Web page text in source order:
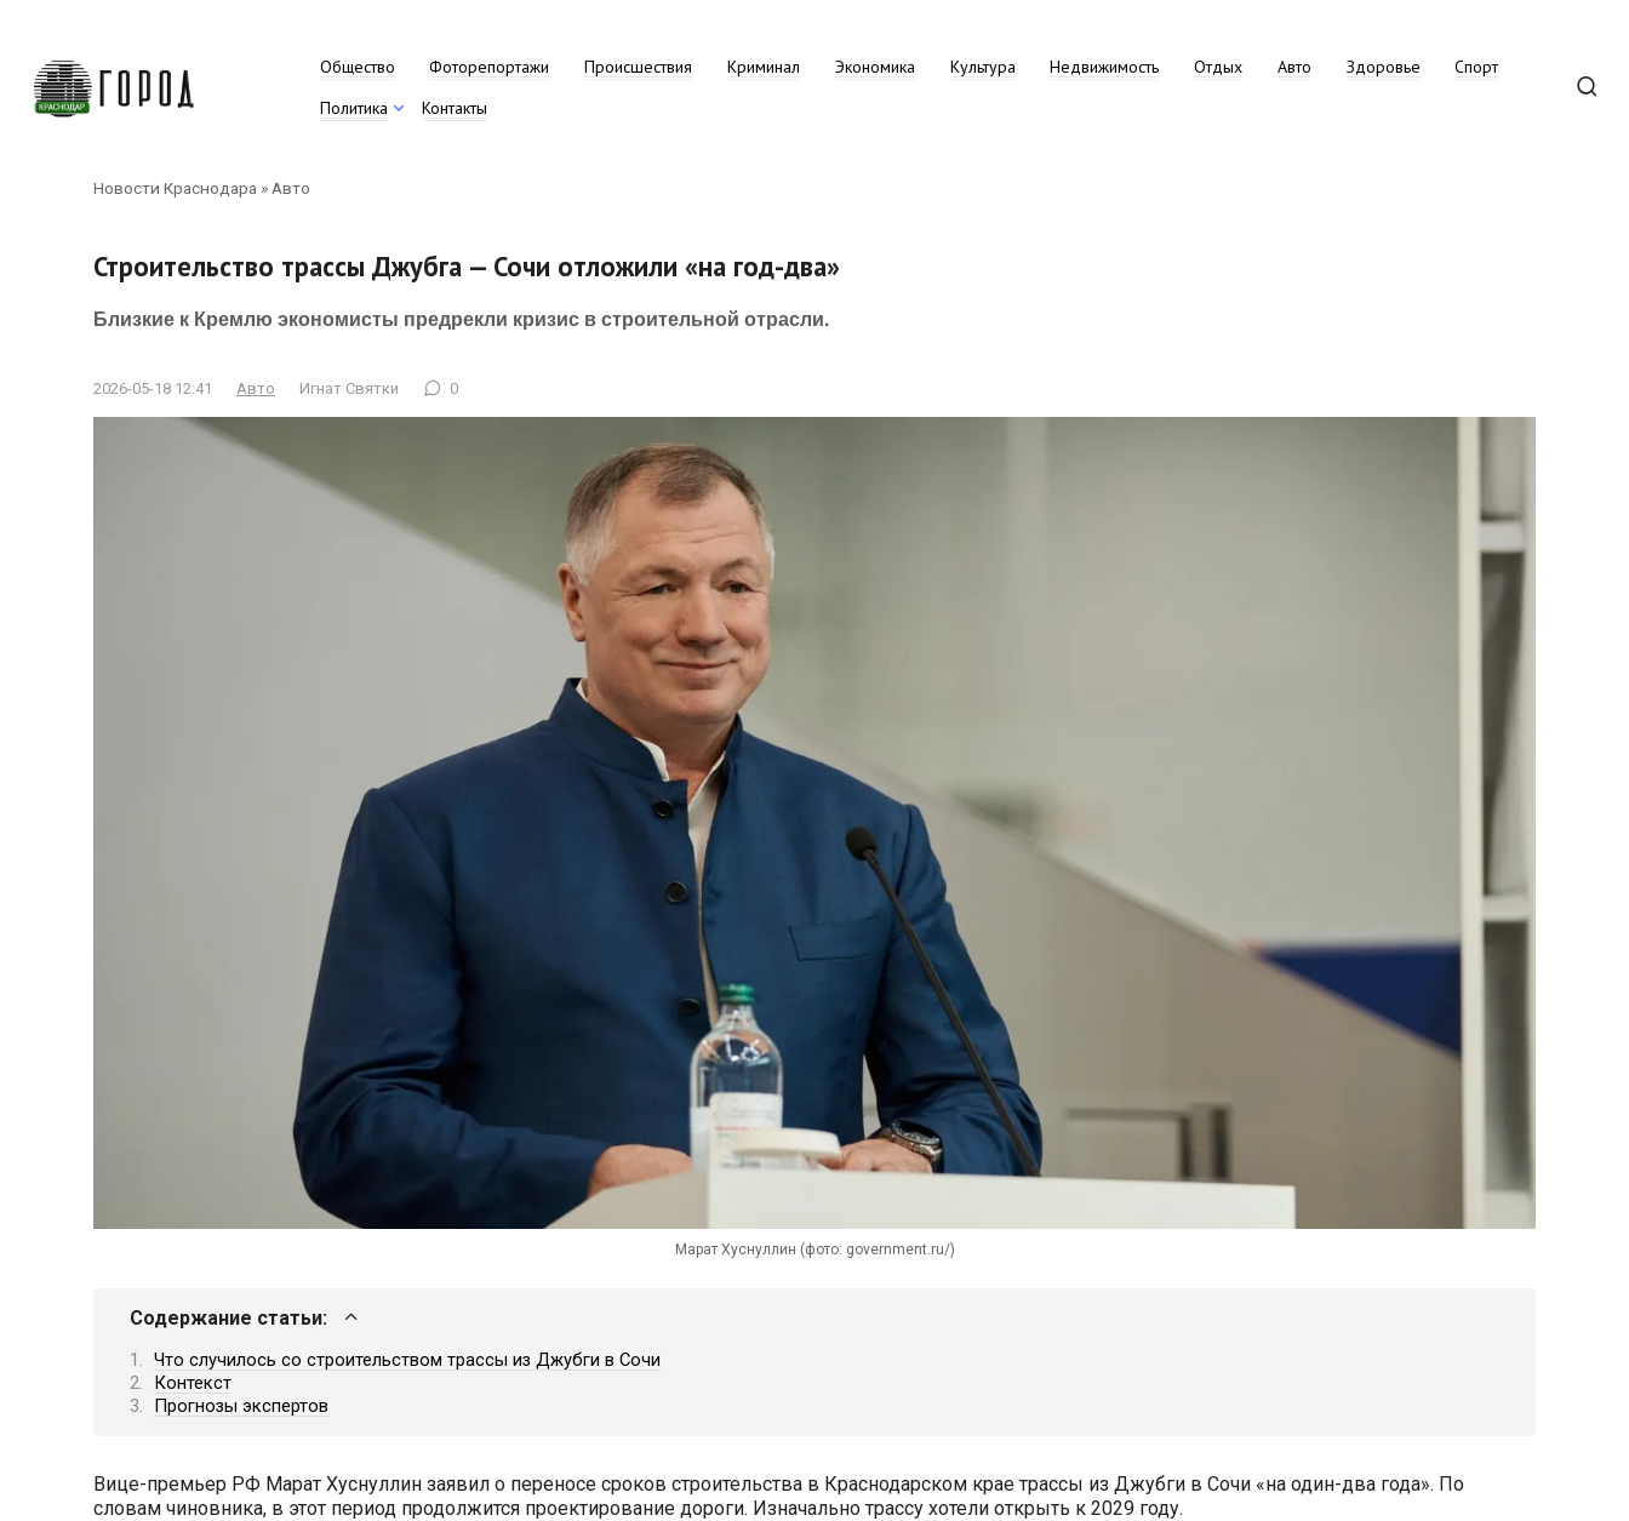
контенту
Общество Фоторепортажи Происшествия Криминал Экономика Культура Недвижимость Отдых Авто Здоровье
Спорт
Политика
Контакты
Новости Краснодара » Авто
Строительство трассы Джубга — Сочи отложили «на год-два»
Близкие к Кремлю экономисты предрекли кризис в строительной отрасли.
2026-05-18 12:41 Авто Игнат Святки 0
Марат Хуснуллин (фото: government.ru/)
Содержание статьи:
Что случилось со строительством трассы из Джубги в Сочи
Контекст
Прогнозы экспертов
Вице-премьер РФ Марат Хуснуллин заявил о переносе сроков строительства в Краснодарском крае трассы из Джубги в Сочи «на один-два года». По
словам чиновника, в этот период продолжится проектирование дороги. Изначально трассу хотели открыть к 2029 году.